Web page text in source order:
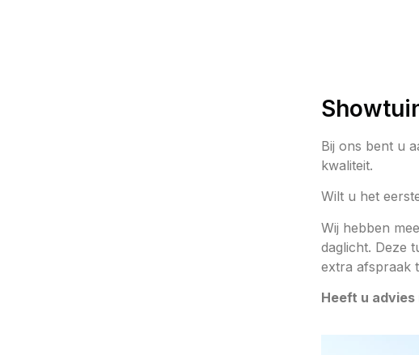
Bij ons bent u
kwaliteit.
Wilt u het
Wij hebben
daglicht. Deze
extra afspraak
Heeft u